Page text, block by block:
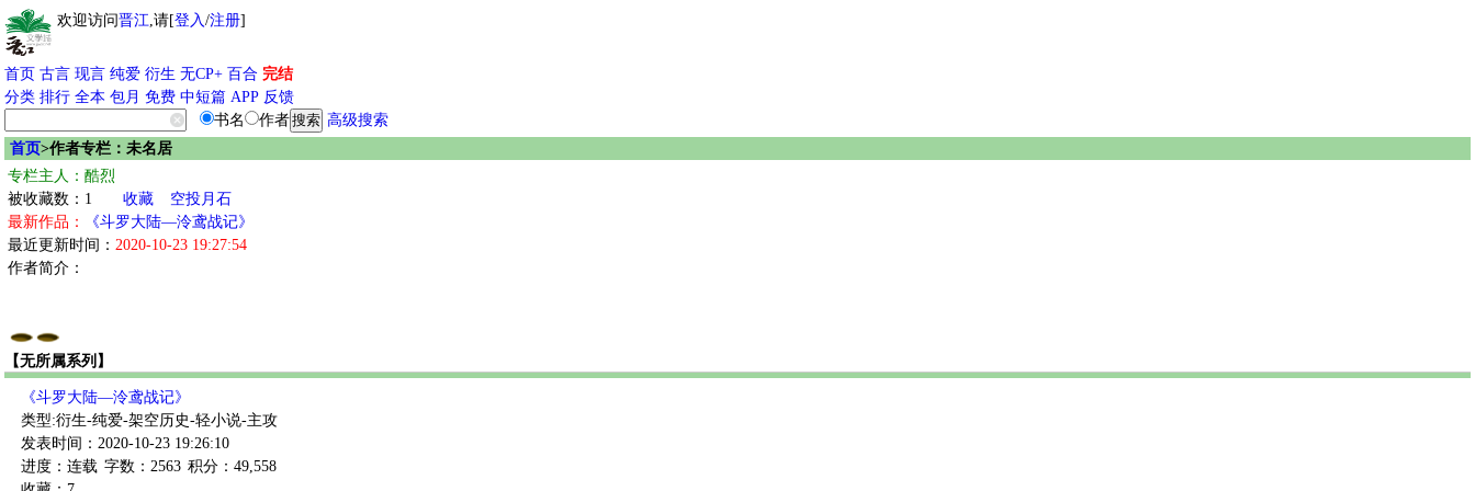
欢迎访问晋江,请[登入/注册]
首页 古言 现言 纯爱 衍生 无CP+ 百合 完结
分类 排行 全本 包月 免费 中短篇 APP 反馈
书名
作者
高级搜索
首页>作者专栏：未名居
专栏主人：酷烈
被收藏数：1
收藏
空投月石
最新作品：
《斗罗大陆—泠鸢战记》
最近更新时间： 2020-10-23 19:27:54
作者简介：
【无所属系列】
《斗罗大陆—泠鸢战记》
类型:衍生-纯爱-架空历史-轻小说-主攻
发表时间：2020-10-23 19:26:10
进度：连载 字数：2563 积分：49,558